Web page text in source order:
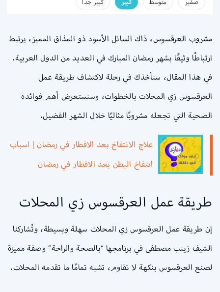
صفير متوسط كبير كبير جداً
مشروب العرقسوس، ذاك السائل الأسود ذو المذاق المميز، يرتبط
ارتباطًا وثيقًا بشهر رمضان المبارك في العديد من الدول العربية.
في هذا المقال، سنأخذك في رحلة لاكتشاف طريقة عمل
العرقسوس زي المحلات بالخطوات، وسنستعرض أهم فوائده
الصحية التي تجعله مشروبًا مثاليًا خلال الشهر الفضيل.
علاج الانتفاخ بعد الافطار في رمضان | اسباب
انتفاخ البطن بعد الافطار في رمضان
طريقة عمل العرقسوس زي المحلات
إن طريقة عمل العرقسوس زي المحلات سهلة وبسيطة، وتُشاركنا
الشيف زينب مصطفى في برنامجها “بالصحة والراحة” وصفة مميزة
لصنع العرقسوس بنكهة لا تقاوم، تشبه تمامًا ما تقدمه المحلات.